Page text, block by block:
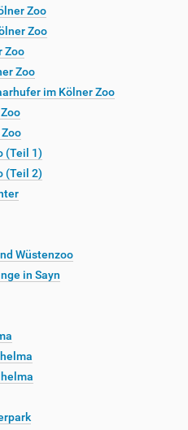
Zoo
Zoo
Zoo
Zoo
im Kölner Zoo
(Teil 1)
(Teil 2)
Wüstenzoo
in Sayn